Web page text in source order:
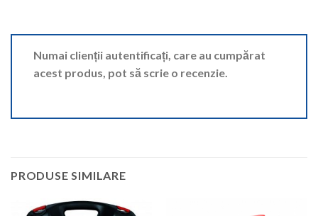
Numai clienții autentificați, care au cumpărat
acest produs, pot să scrie o recenzie.
PRODUSE SIMILARE